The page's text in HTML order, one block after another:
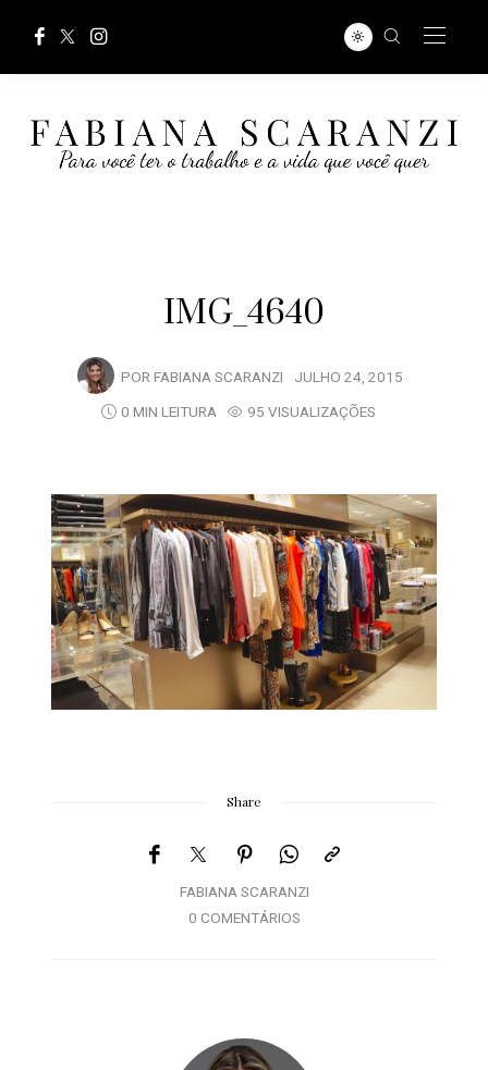
IMG_4640
POR FABIANA SCARANZI JULHO 24, 2015
0 MIN LEITURA
95 VISUALIZAÇÕES
Share
FABIANA SCARANZI
0 COMENTÁRIOS